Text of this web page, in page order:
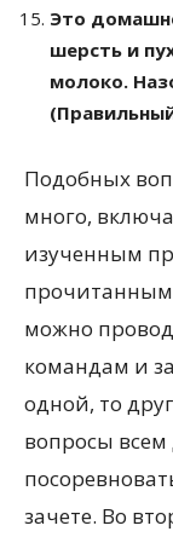
Это
шерсть и
молоко.
Подобных
много,
изученным
прочитанным
можно
командам и
одной, то
вопросы
зачете. Во